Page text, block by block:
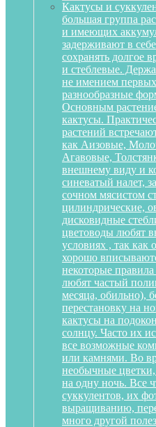
Кактусы и
большая группа
и имеющих
задерживают в
сохранять долгое
и стеблевые.
не имением
разнообразные
Основным
кактусы.
растений
как Аизовые,
Агавовые,
внешнему виду и
синеватый налет,
сочном мясистом
цилиндрические,
дисковидные
цветоводы любят
условиях , так как
хорошо
некоторые
любят частый
месяца, обильно),
перестановку на
кактусы на
солнцу. Часто их
все возможные
или камнями. Во
необычные цветки,
на одну ночь. Все
суккулентов, их
выращиванию,
много другой